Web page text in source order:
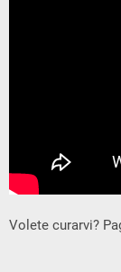
Volete curarvi?